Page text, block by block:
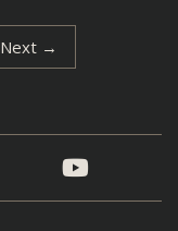
Next →